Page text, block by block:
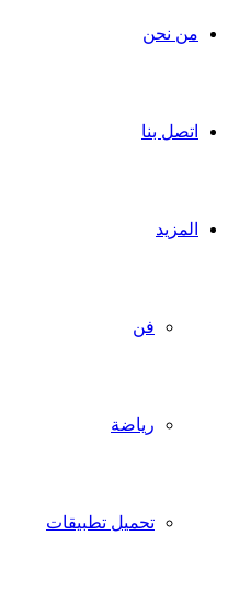
من نحن
اتصل بنا
المزيد
فن
رياضة
تحميل تطبيقات